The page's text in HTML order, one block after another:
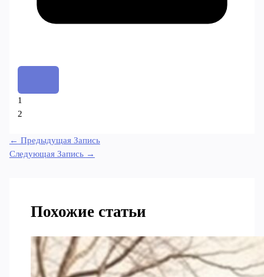
1
2
← Предыдущая Запись
Следующая Запись →
Похожие статьи